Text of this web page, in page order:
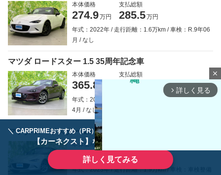
＼ CARPRIMEおすすめ（PR） ／
【カーネクスト】ならどんなクルマも高価買取
詳しく見てみる
本体価格
274.9万円
支払総額
285.5万円
年式：2022年
走行距離：1.6万km
車検：R.9年06
月
なし
マツダ ロードスター 1.5 35周年記念車
本体価格
365.8万円
支払総額
376.8
年式：2025年
車検：R.10年0
4月
なし
マツダ ロードスター 1.5 ブラウン トップ
本体価格
286.7 万円 302.9
年式：2023年
走行距離：1.9万km
close
arrow_forward_ios 詳しく見る